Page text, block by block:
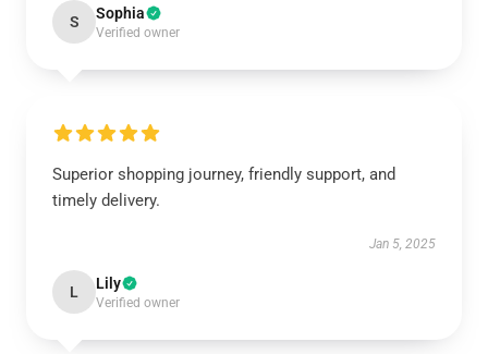
S Sophia
Verified owner
Superior shopping journey, friendly support, and
timely delivery.
Jan 5, 2025
L Lily
Verified owner